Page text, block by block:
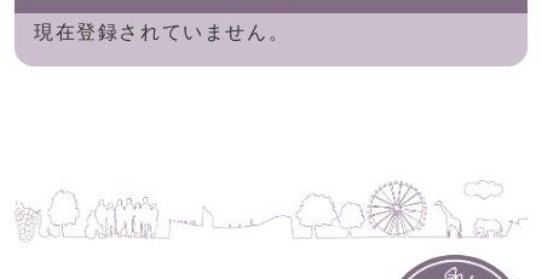
現在登録されていません。